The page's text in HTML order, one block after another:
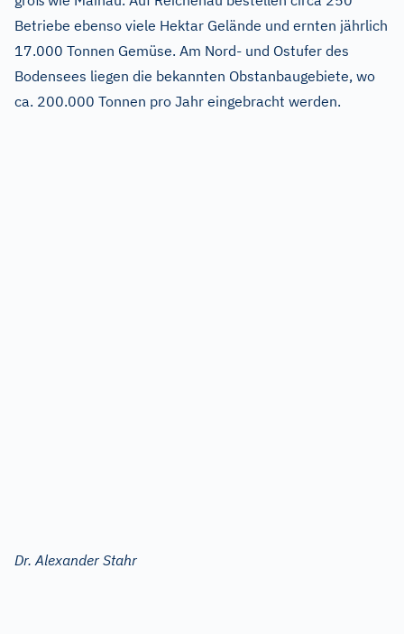
Betriebe ebenso viele Hektar Gelände und ernten jährlich
17.000 Tonnen Gemüse. Am Nord- und Ostufer des
Bodensees liegen die bekannten Obstanbaugebiete, wo
ca. 200.000 Tonnen pro Jahr eingebracht werden.
Dr. Alexander Stahr